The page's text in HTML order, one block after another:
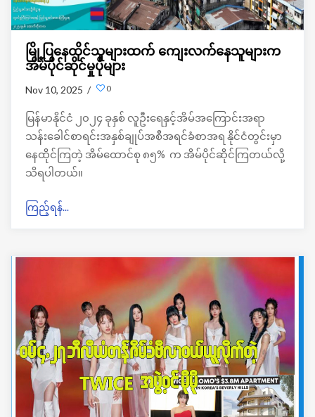
မြို့ပြနေထိုင်သူများထက် ကျေးလက်နေသူများက
အိမ်ပိုင်ဆိုင်မှုပိုများ
Nov 10, 2025 / 0
မြန်မာနိုင်ငံ ၂၀၂၄ ခုနှစ် လူဦးရေနှင့်အိမ်အကြောင်းအရာ
သန်းခေါင်စာရင်းအနှစ်ချုပ်အစီအရင်ခံစာအရ နိုင်ငံတွင်းမှာ
နေထိုင်ကြတဲ့ အိမ်ထောင်စု ၈၅% က အိမ်ပိုင်ဆိုင်ကြတယ်လို့
သိရပါတယ်။
ကြည့်ရန်...